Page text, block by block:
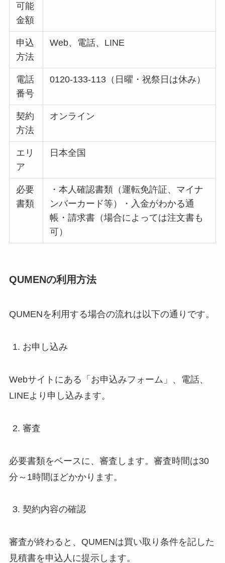
可能
金額
申込
方法
Web、電話、LINE
電話
番号
0120-133-113（日曜・祝祭日は休み）
契約
方法
オンライン
エリ
ア
日本全国
必要
書類
・本人確認書類（運転免許証、マイナ
ンバーカード等）・入金がわかる通
帳・請求書（場合によっては注文書も
可）
QUMENの利用方法
QUMENを利用する場合の流れは以下の通りです。
お申し込み
Webサイトにある「お申込みフォーム」、電話、
LINEより申し込みます。
審査
必要書類をベースに、審査します。審査時間は30
分～1時間ほどかかります。
契約内容の確認
審査が終わると、QUMENは買い取り条件を記した
見積書を申込人に提示します。